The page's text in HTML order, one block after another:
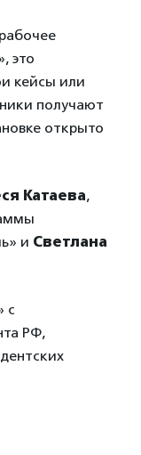
это
кейсы или
получают
открыто
Катаева,
и Светлана
с
РФ,